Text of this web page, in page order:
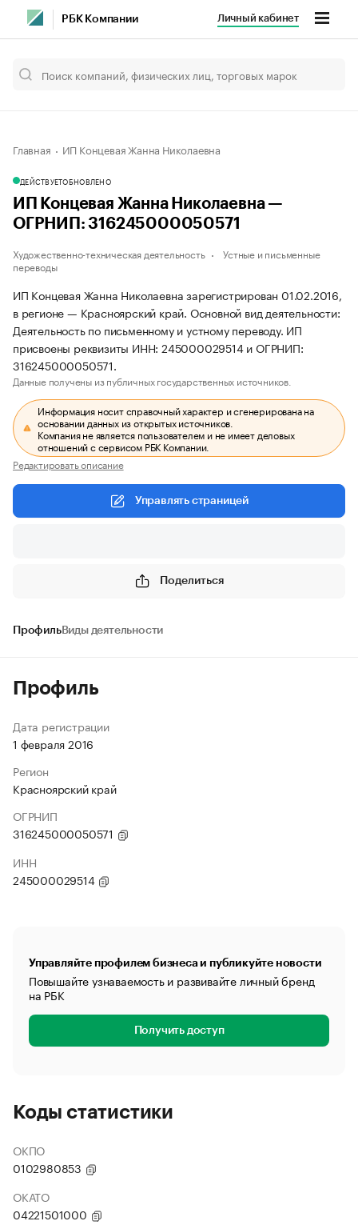
РБК Компании Личный кабинет
Главная ИП Концевая Жанна Николаевна
ДЕЙСТВУЕТОБНОВЛЕНО
ИП Концевая Жанна Николаевна —
ОГРНИП: 316245000050571
Художественно-техническая деятельность
Устные и письменные
переводы
ИП Концевая Жанна Николаевна зарегистрирован 01.02.2016,
в регионе — Красноярский край. Основной вид деятельности:
Деятельность по письменному и устному переводу. ИП
присвоены реквизиты ИНН: 245000029514 и ОГРНИП:
316245000050571.
Данные получены из публичных государственных источников.
Информация носит справочный характер и сгенерирована на
основании данных из открытых источников.
Компания не является пользователем и не имеет деловых
отношений с сервисом РБК Компании.
Редактировать описание
Управлять страницей
Поделиться
ПрофильВиды деятельности
Профиль
Дата регистрации
1 февраля 2016
Регион
Красноярский край
ОГРНИП
316245000050571
ИНН
245000029514
Управляйте профилем бизнеса и публикуйте новости
Повышайте узнаваемость и развивайте личный бренд
на РБК
Получить доступ
Коды статистики
ОКПО
0102980853
ОКАТО
04221501000